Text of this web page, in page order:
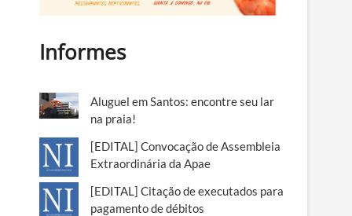
Informes
Aluguel em Santos: encontre seu lar
na praia!
[EDITAL] Convocação de Assembleia
Extraordinária da Apae
[EDITAL] Citação de executados para
pagamento de débitos